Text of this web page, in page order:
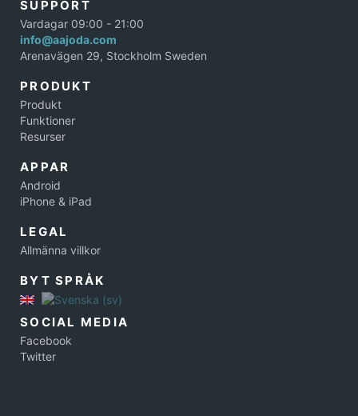
SUPPORT
Vardagar 09:00 - 21:00
info@aajoda.com
Arenavägen 29, Stockholm Sweden
PRODUKT
Produkt
Funktioner
Resurser
APPAR
Android
iPhone & iPad
LEGAL
Allmänna villkor
BYT SPRÅK
SOCIAL MEDIA
Facebook
Twitter